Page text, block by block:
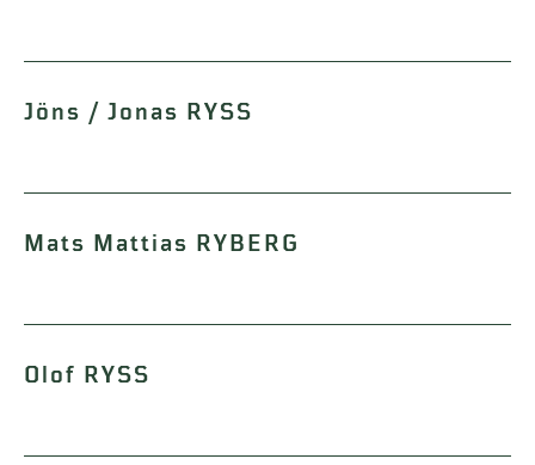
Jöns / Jonas RYSS
Mats Mattias RYBERG
Olof RYSS